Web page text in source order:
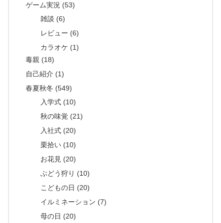
ゲーム実況 (53)
雑談 (6)
レビュー (6)
カラオケ (1)
毒親 (18)
自己紹介 (1)
春夏秋冬 (549)
入学式 (10)
秋の味覚 (21)
入社式 (20)
栗拾い (10)
お花見 (20)
ぶどう狩り (10)
こどもの日 (20)
イルミネーション (7)
母の日 (20)